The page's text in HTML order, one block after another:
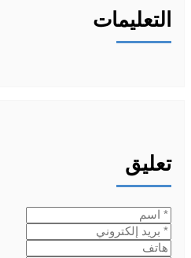
التعليمات
تعليق